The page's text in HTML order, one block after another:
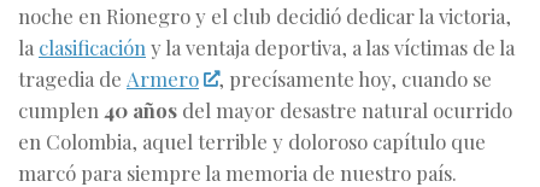
noche en Rionegro y el club decidió dedicar la victoria,
la clasificación y la ventaja deportiva, a las víctimas de la
tragedia de Armero
, precísamente hoy, cuando se
cumplen 40 años del mayor desastre natural ocurrido
en Colombia, aquel terrible y doloroso capítulo que
marcó para siempre la memoria de nuestro país.